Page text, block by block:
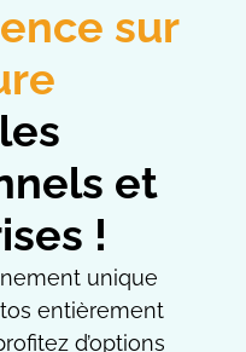
sur
et
!
unique
entièrement
d’options